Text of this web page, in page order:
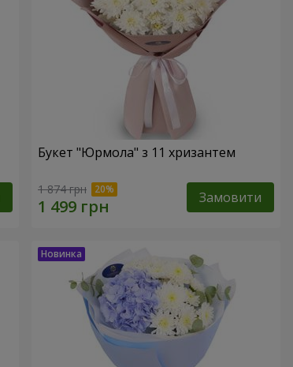
Букет "Юрмола" з 11 хризантем
1 874 грн Замовити